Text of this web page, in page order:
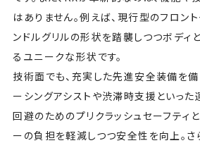
はありません。例えば、現行型のフロン
ンドルグリルの形状を踏襲しつつボディ
るユニークな形状です。
技術面でも、充実した先進安全装備を備
ーシングアシストや渋滞時支援といった
回避のためのプリクラッシュセーフティ
ーの負担を軽減しつつ安全性を向上。さ